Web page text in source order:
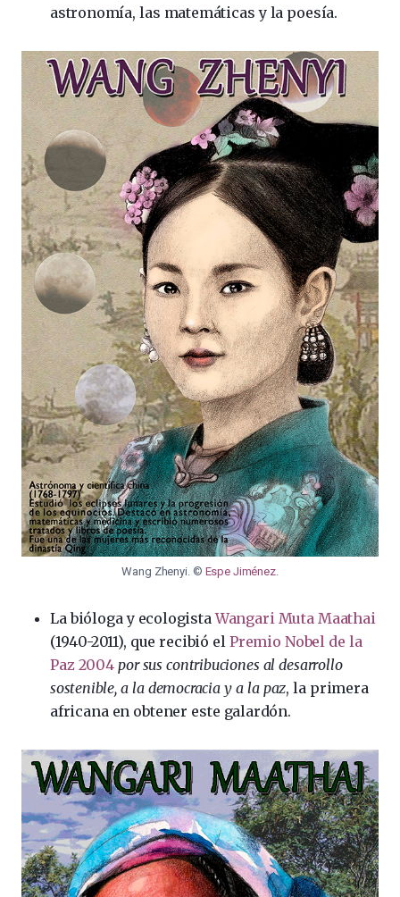
astronomía, las matemáticas y la poesía.
Wang Zhenyi. © Espe Jiménez.
La bióloga y ecologistaWangari Muta Maathai
(1940-2011), que recibió elPremio Nobel de la
Paz 2004por sus contribuciones al desarrollo
sostenible, a la democracia y a la paz, la primera
africana en obtener este galardón.